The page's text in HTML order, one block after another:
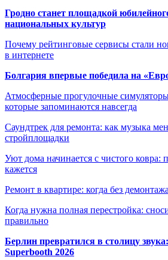
Гродно станет площадкой
национальных культур
Почему рейтинговые сервисы стали
в интернете
Болгария впервые победила на
Атмосферные прогулочные
которые запоминаются навсегда
Саундтрек для ремонта: как музыка
стройплощадки
Уют дома начинается с чистого ковра:
кажется
Ремонт в квартире: когда без
Когда нужна полная перестройка:
правильно
Берлин превратился в столицу
Superbooth 2026